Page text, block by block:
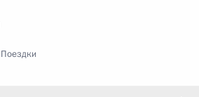
Поездки